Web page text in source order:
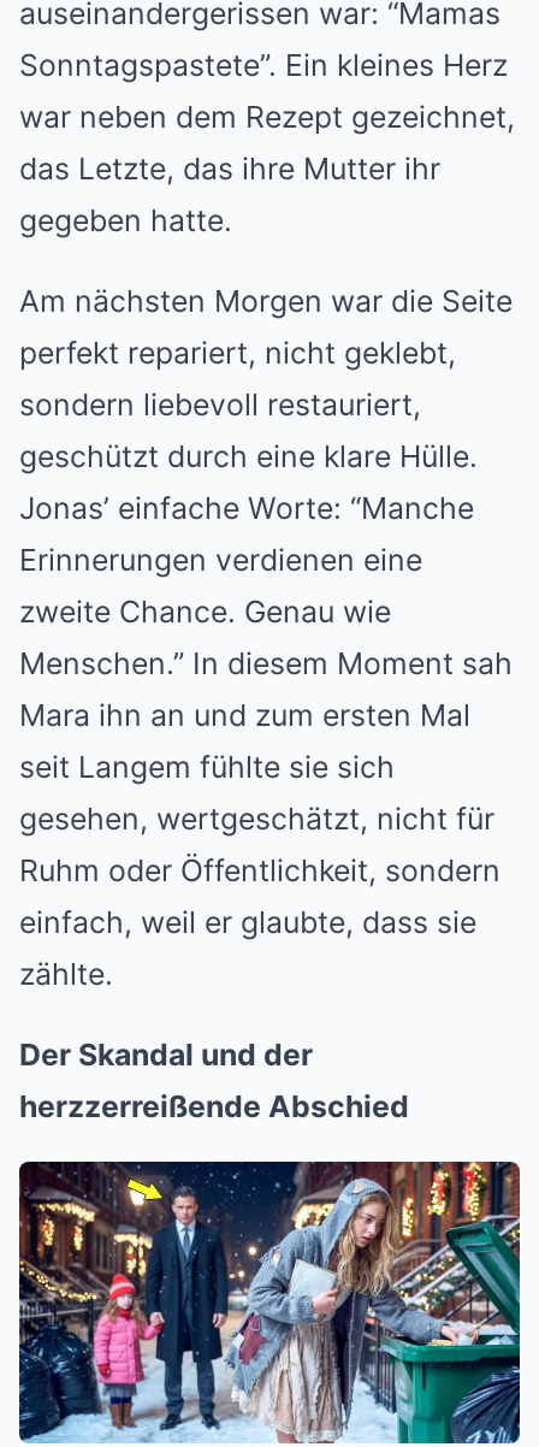
auseinandergerissen war: “Mamas
Sonntagspastete”. Ein kleines Herz
war neben dem Rezept gezeichnet,
das Letzte, das ihre Mutter ihr
gegeben hatte.
Am nächsten Morgen war die Seite
perfekt repariert, nicht geklebt,
sondern liebevoll restauriert,
geschützt durch eine klare Hülle.
Jonas’ einfache Worte: “Manche
Erinnerungen verdienen eine
zweite Chance. Genau wie
Menschen.” In diesem Moment sah
Mara ihn an und zum ersten Mal
seit Langem fühlte sie sich
gesehen, wertgeschätzt, nicht für
Ruhm oder Öffentlichkeit, sondern
einfach, weil er glaubte, dass sie
zählte.
Der Skandal und der
herzzerreißende Abschied